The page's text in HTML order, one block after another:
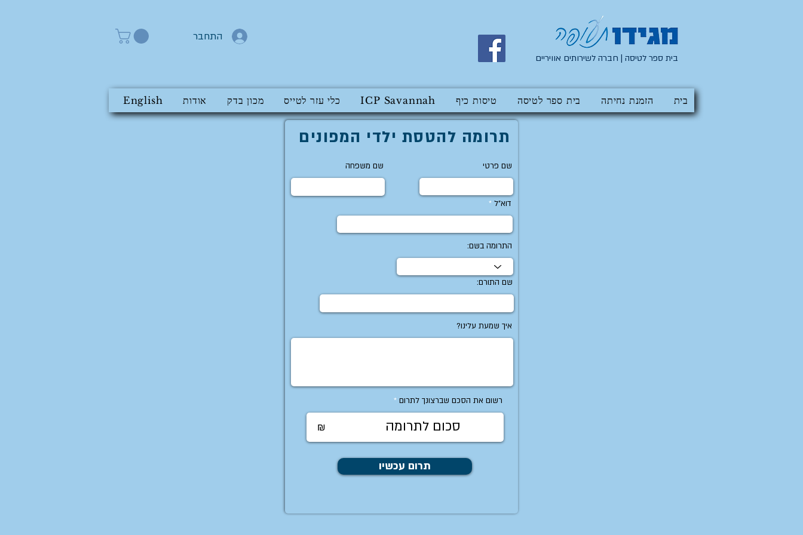
התחבר
בית ספר לטיסה | חברה לשירותים אוויריים
בית הזמנת נחיתה בית ספר לטיסה טיסות כיף ICP Savannah כלי עזר לטייס מכון בדק אודות English
תרומה להטסת ילדי המפונים
שם משפחה שם פרטי
דוא״ל
התרומה בשם:
שם התורם:
איך שמעת עלינו?
רשום את הסכם שברצונך לתרום
₪
תרום עכשיו